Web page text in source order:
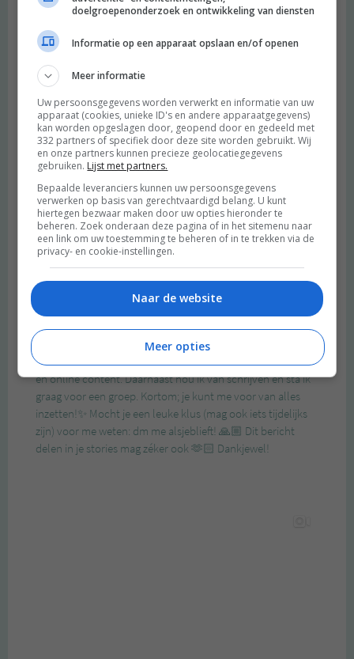
doelgroepenonderzoek en ontwikkeling van diensten
Informatie op een apparaat opslaan en/of openen
Meer informatie
Uw persoonsgegevens worden verwerkt en informatie van uw
apparaat (cookies, unieke ID's en andere apparaatgegevens)
kan worden opgeslagen door, geopend door en gedeeld met
332 partners of specifiek door deze site worden gebruikt. Wij
en onze partners kunnen precieze geolocatiegegevens
gebruiken. Lijst met partners.
Bepaalde leveranciers kunnen uw persoonsgegevens
verwerken op basis van gerechtvaardigd belang. U kunt
hiertegen bezwaar maken door uw opties hieronder te
beheren. Zoek onderaan deze pagina of in het sitemenu naar
een link om uw toestemming te beheren of in te trekken via de
privacy- en cookie-instellingen.
Naar de website
Meer opties